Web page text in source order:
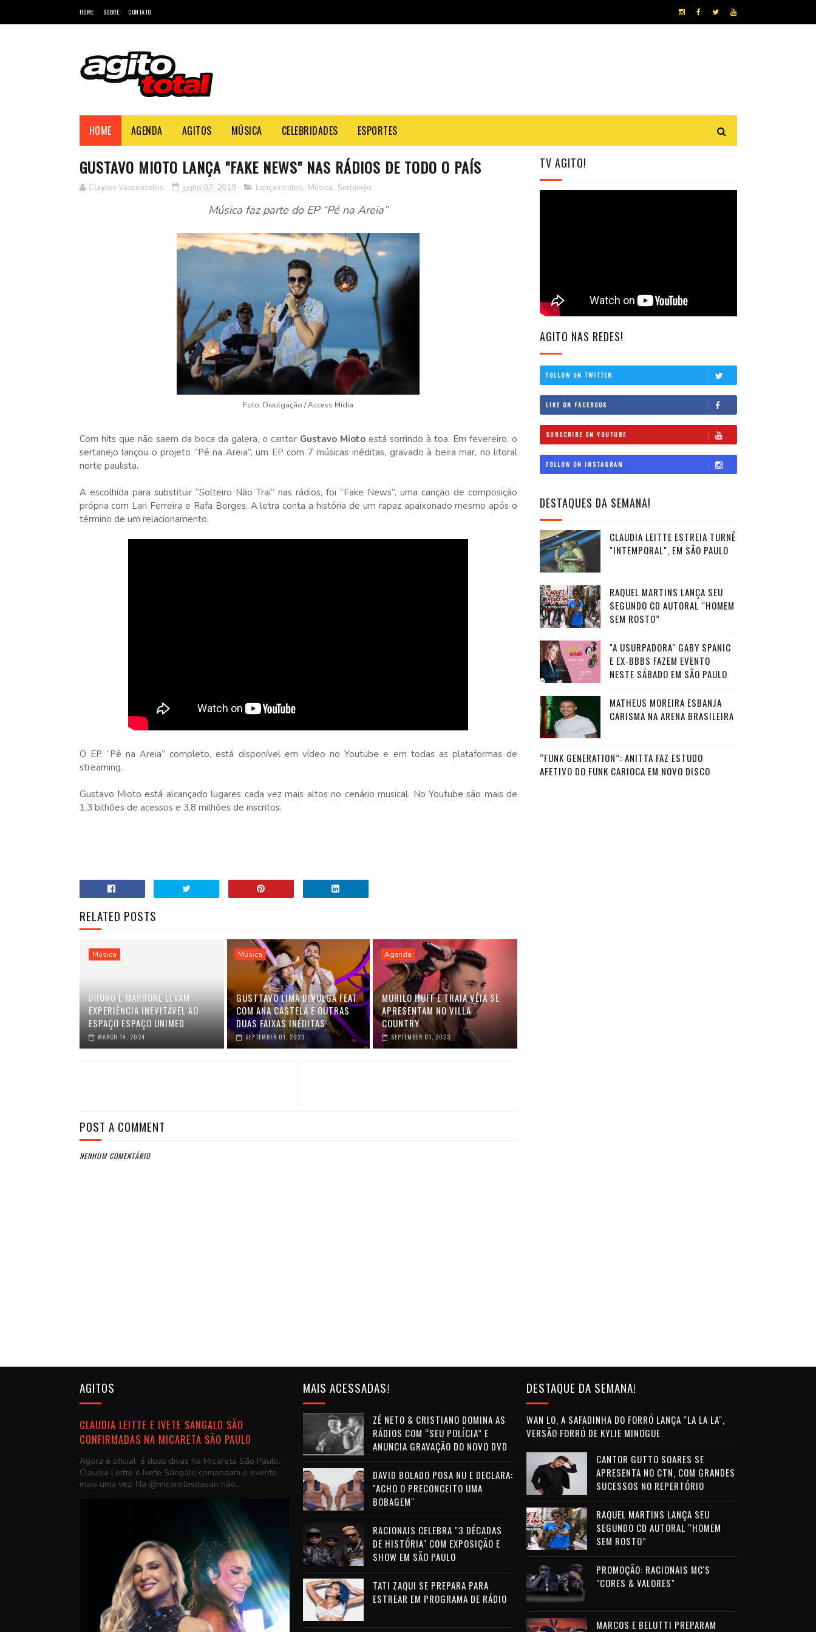
HOME SOBRE CONTATO
HOME AGENDA AGITOS MÚSICA CELEBRIDADES ESPORTES
GUSTAVO MIOTO LANÇA "FAKE NEWS" NAS RÁDIOS DE TODO O PAÍS
Clayton Vasconcelos junho 07, 2019 Lançamentos, Música, Sertanejo
Música faz parte do EP “Pé na Areia”
Foto: Divulgação / Access Mídia
Com hits que não saem da boca da galera, o cantor Gustavo Miotoestá sorrindo à toa. Em fevereiro, o
sertanejo lançou o projeto “Pé na Areia”, um EP com 7 músicas inéditas, gravado à beira mar, no litoral
norte paulista.
A escolhida para substituir “Solteiro Não Trai” nas rádios, foi “Fake News”, uma canção de composição
própria com Lari Ferreira e Rafa Borges. A letra conta a história de um rapaz apaixonado mesmo após o
término de um relacionamento.
O EP “Pé na Areia” completo, está disponível em vídeo no Youtube e em todas as plataformas de
streaming.
Gustavo Mioto está alcançado lugares cada vez mais altos no cenário musical. No Youtube são mais de
1,3 bilhões de acessos e 3,8 milhões de inscritos.
RELATED POSTS
Música
BRUNO E MARRONE LEVAM
EXPERIÊNCIA INEVITÁVEL AO
ESPAÇO ESPAÇO UNIMED
MARCH 14, 2024
Música
GUSTTAVO LIMA DIVULGA FEAT
COM ANA CASTELA E OUTRAS
DUAS FAIXAS INÉDITAS
SEPTEMBER 01, 2023
Agenda
MURILO HUFF E TRAIA VÉIA SE
APRESENTAM NO VILLA
COUNTRY
SEPTEMBER 01, 2023
POST A COMMENT
NENHUM COMENTÁRIO
TV AGITO!
AGITO NAS REDES!
FOLLOW ON TWITTER
LIKE ON FACEBOOK
SUBSCRIBE ON YOUTUBE
FOLLOW ON INSTAGRAM
DESTAQUES DA SEMANA!
CLAUDIA LEITTE ESTREIA TURNÊ
"INTEMPORAL", EM SÃO PAULO
RAQUEL MARTINS LANÇA SEU
SEGUNDO CD AUTORAL “HOMEM
SEM ROSTO”
"A USURPADORA" GABY SPANIC
E EX-BBBS FAZEM EVENTO
NESTE SÁBADO EM SÃO PAULO
MATHEUS MOREIRA ESBANJA
CARISMA NA ARENA BRASILEIRA
“FUNK GENERATION”: ANITTA FAZ ESTUDO
AFETIVO DO FUNK CARIOCA EM NOVO DISCO
AGITOS
CLAUDIA LEITTE E IVETE SANGALO SÃO
CONFIRMADAS NA MICARETA SÃO PAULO
Agora é oficial: é duas divas na Micareta São Paulo.
Claudia Leitte e Ivete Sangalo comandam o evento
mais uma vez! Na @micaretasdasan não...
MAIS ACESSADAS!
ZÉ NETO & CRISTIANO DOMINA AS
RÁDIOS COM “SEU POLÍCIA” E
ANUNCIA GRAVAÇÃO DO NOVO DVD
DAVID BOLADO POSA NU E DECLARA:
"ACHO O PRECONCEITO UMA
BOBAGEM"
RACIONAIS CELEBRA "3 DÉCADAS
DE HISTÓRIA" COM EXPOSIÇÃO E
SHOW EM SÃO PAULO
TATI ZAQUI SE PREPARA PARA
ESTREAR EM PROGRAMA DE RÁDIO
DESTAQUE DA SEMANA!
WAN LO, A SAFADINHA DO FORRÓ LANÇA "LA LA LA",
VERSÃO FORRÓ DE KYLIE MINOGUE
CANTOR GUTTO SOARES SE
APRESENTA NO CTN, COM GRANDES
SUCESSOS NO REPERTÓRIO
RAQUEL MARTINS LANÇA SEU
SEGUNDO CD AUTORAL “HOMEM
SEM ROSTO”
PROMOÇÃO: RACIONAIS MC'S
"CORES & VALORES"
MARCOS E BELUTTI PREPARAM